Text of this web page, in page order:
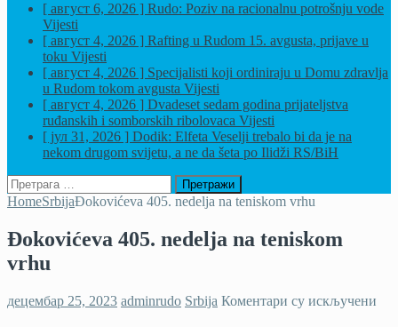
[ август 6, 2026 ] Rudo: Poziv na racionalnu potrošnju vode
Vijesti
[ август 4, 2026 ] Rafting u Rudom 15. avgusta, prijave u
toku Vijesti
[ август 4, 2026 ] Specijalisti koji ordiniraju u Domu zdravlja
u Rudom tokom avgusta Vijesti
[ август 4, 2026 ] Dvadeset sedam godina prijateljstva
ruđanskih i somborskih ribolovaca Vijesti
[ јул 31, 2026 ] Dodik: Elfeta Veselji trebalo bi da je na
nekom drugom svijetu, a ne da šeta po Ilidži RS/BiH
Претрага
за:
HomeSrbijaĐokovićeva 405. nedelja na teniskom vrhu
Đokovićeva 405. nedelja na teniskom
vrhu
децембар 25, 2023 adminrudo Srbija Коментари су искључени